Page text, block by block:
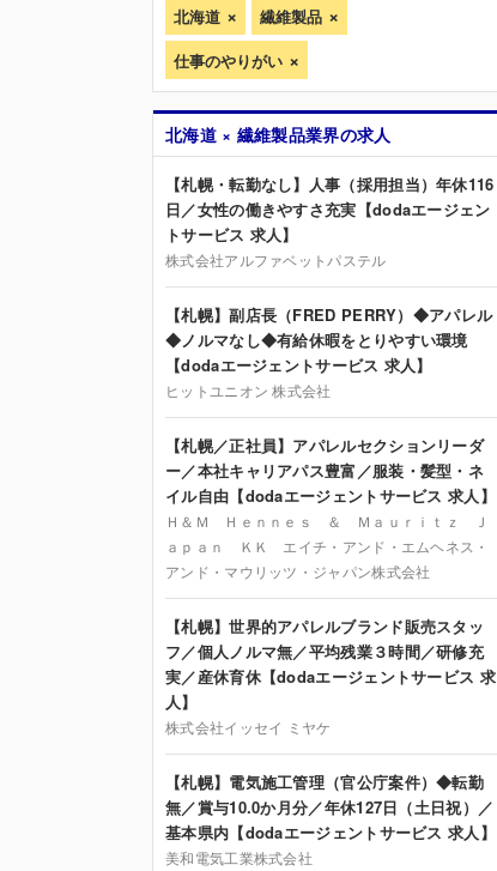
北海道
繊維製品
仕事のやりがい
北海道 × 繊維製品業界の求人
【札幌・転勤なし】人事（採用担当）年休116
日／女性の働きやすさ充実【dodaエージェン
トサービス 求人】
株式会社アルファベットパステル
【札幌】副店長（FRED PERRY）◆アパレル
◆ノルマなし◆有給休暇をとりやすい環境
【dodaエージェントサービス 求人】
ヒットユニオン 株式会社
【札幌／正社員】アパレルセクションリーダ
ー／本社キャリアパス豊富／服装・髪型・ネ
イル自由【dodaエージェントサービス 求人】
Ｈ＆Ｍ Ｈｅｎｎｅｓ ＆ Ｍａｕｒｉｔｚ Ｊ
ａｐａｎ ＫＫ エイチ・アンド・エムヘネス・
アンド・マウリッツ・ジャパン株式会社
【札幌】世界的アパレルブランド販売スタッ
フ／個人ノルマ無／平均残業３時間／研修充
実／産休育休【dodaエージェントサービス 求
人】
株式会社イッセイ ミヤケ
【札幌】電気施工管理（官公庁案件）◆転勤
無／賞与10.0か月分／年休127日（土日祝）／
基本県内【dodaエージェントサービス 求人】
美和電気工業株式会社